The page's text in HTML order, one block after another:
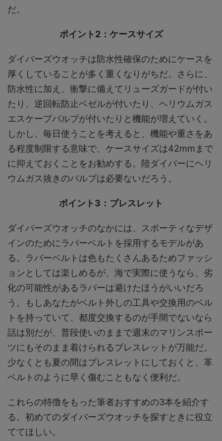
だ。
ポイント2：ケースサイズ
ダイバーズウオッチは防水性確保のためにケースを
厚くしていることが多く重くなりがちだ。さらに、
防水性に加え、衝撃に備えてリューズガードが付い
たり、逆回転防止ベゼルが付いたり、ヘリウムガス
エスケープバルブが付いたりと機能が増えていく。
しかし、毎日使うことを考えると、機能や重さをあ
る程度制限する意味で、ケースサイズは42mmまで
に抑えておくことをお勧めする。陸ダイバーにヘリ
ウムガス抜きのバルブは必要ないだろう。
ポイント3：ブレスレット
ダイバーズウオッチのなかには、スポーティなデザ
インのためにラバーベルトを採用するモデルがあ
る。ラバーベルトは色もたくさんあるためファッシ
ョンとしては楽しめるが、海で実際に使うなら、劣
化の可能性があるラバーは避けたほうがいいだろ
う。もしあなたがベルト外しの工具や交換用のベル
トを持っていて、都度交換するのが手間でないなら
話は別だが、普段使いのままで週末のマリンスポー
ツにもそのまま着けられるブレスレットが万能だ。
少なくとも夏の間はブレスレットにしておくと、革
ベルトのように早く傷むこともなく便利だ。
これらの特徴をもった筆者おすすめの3本を紹介す
る。初めてのダイバーズウオッチを探すときに役立
ててほしい。